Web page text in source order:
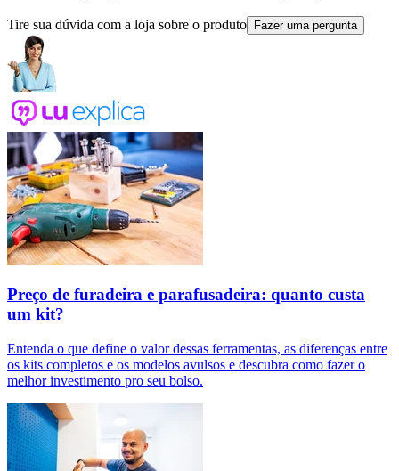
Tire sua dúvida com a loja sobre o produto Fazer uma pergunta
Preço de furadeira e parafusadeira: quanto custa
um kit?
Entenda o que define o valor dessas ferramentas, as diferenças entre
os kits completos e os modelos avulsos e descubra como fazer o
melhor investimento pro seu bolso.